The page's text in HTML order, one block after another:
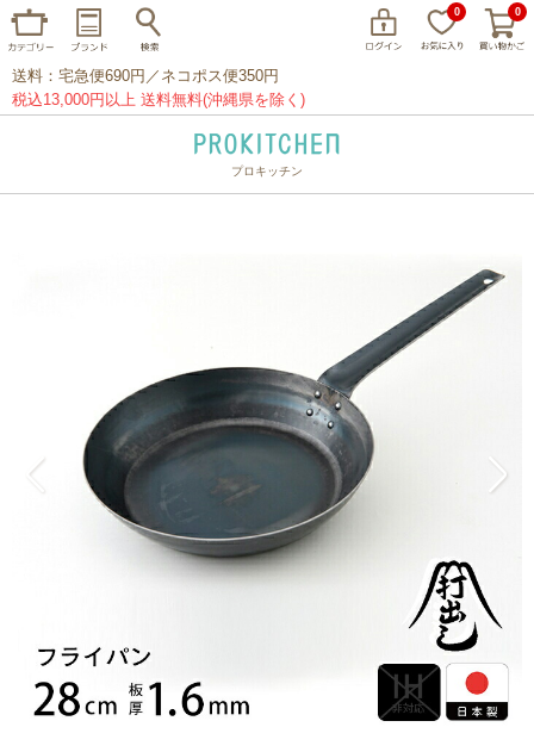
0 0
マリメッコ つきじ常陸屋
送料：宅急便690円／ネコポス便350円
税込13,000円以上 送料無料(沖縄県を除く)
プロキッチン